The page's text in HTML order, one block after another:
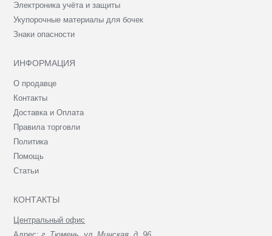
Электроника учёта и защиты
Укупорочные материалы для бочек
Знаки опасности
ИНФОРМАЦИЯ
О продавце
Контакты
Доставка и Оплата
Правила торговли
Политика
Помощь
Статьи
КОНТАКТЫ
Центральный офис